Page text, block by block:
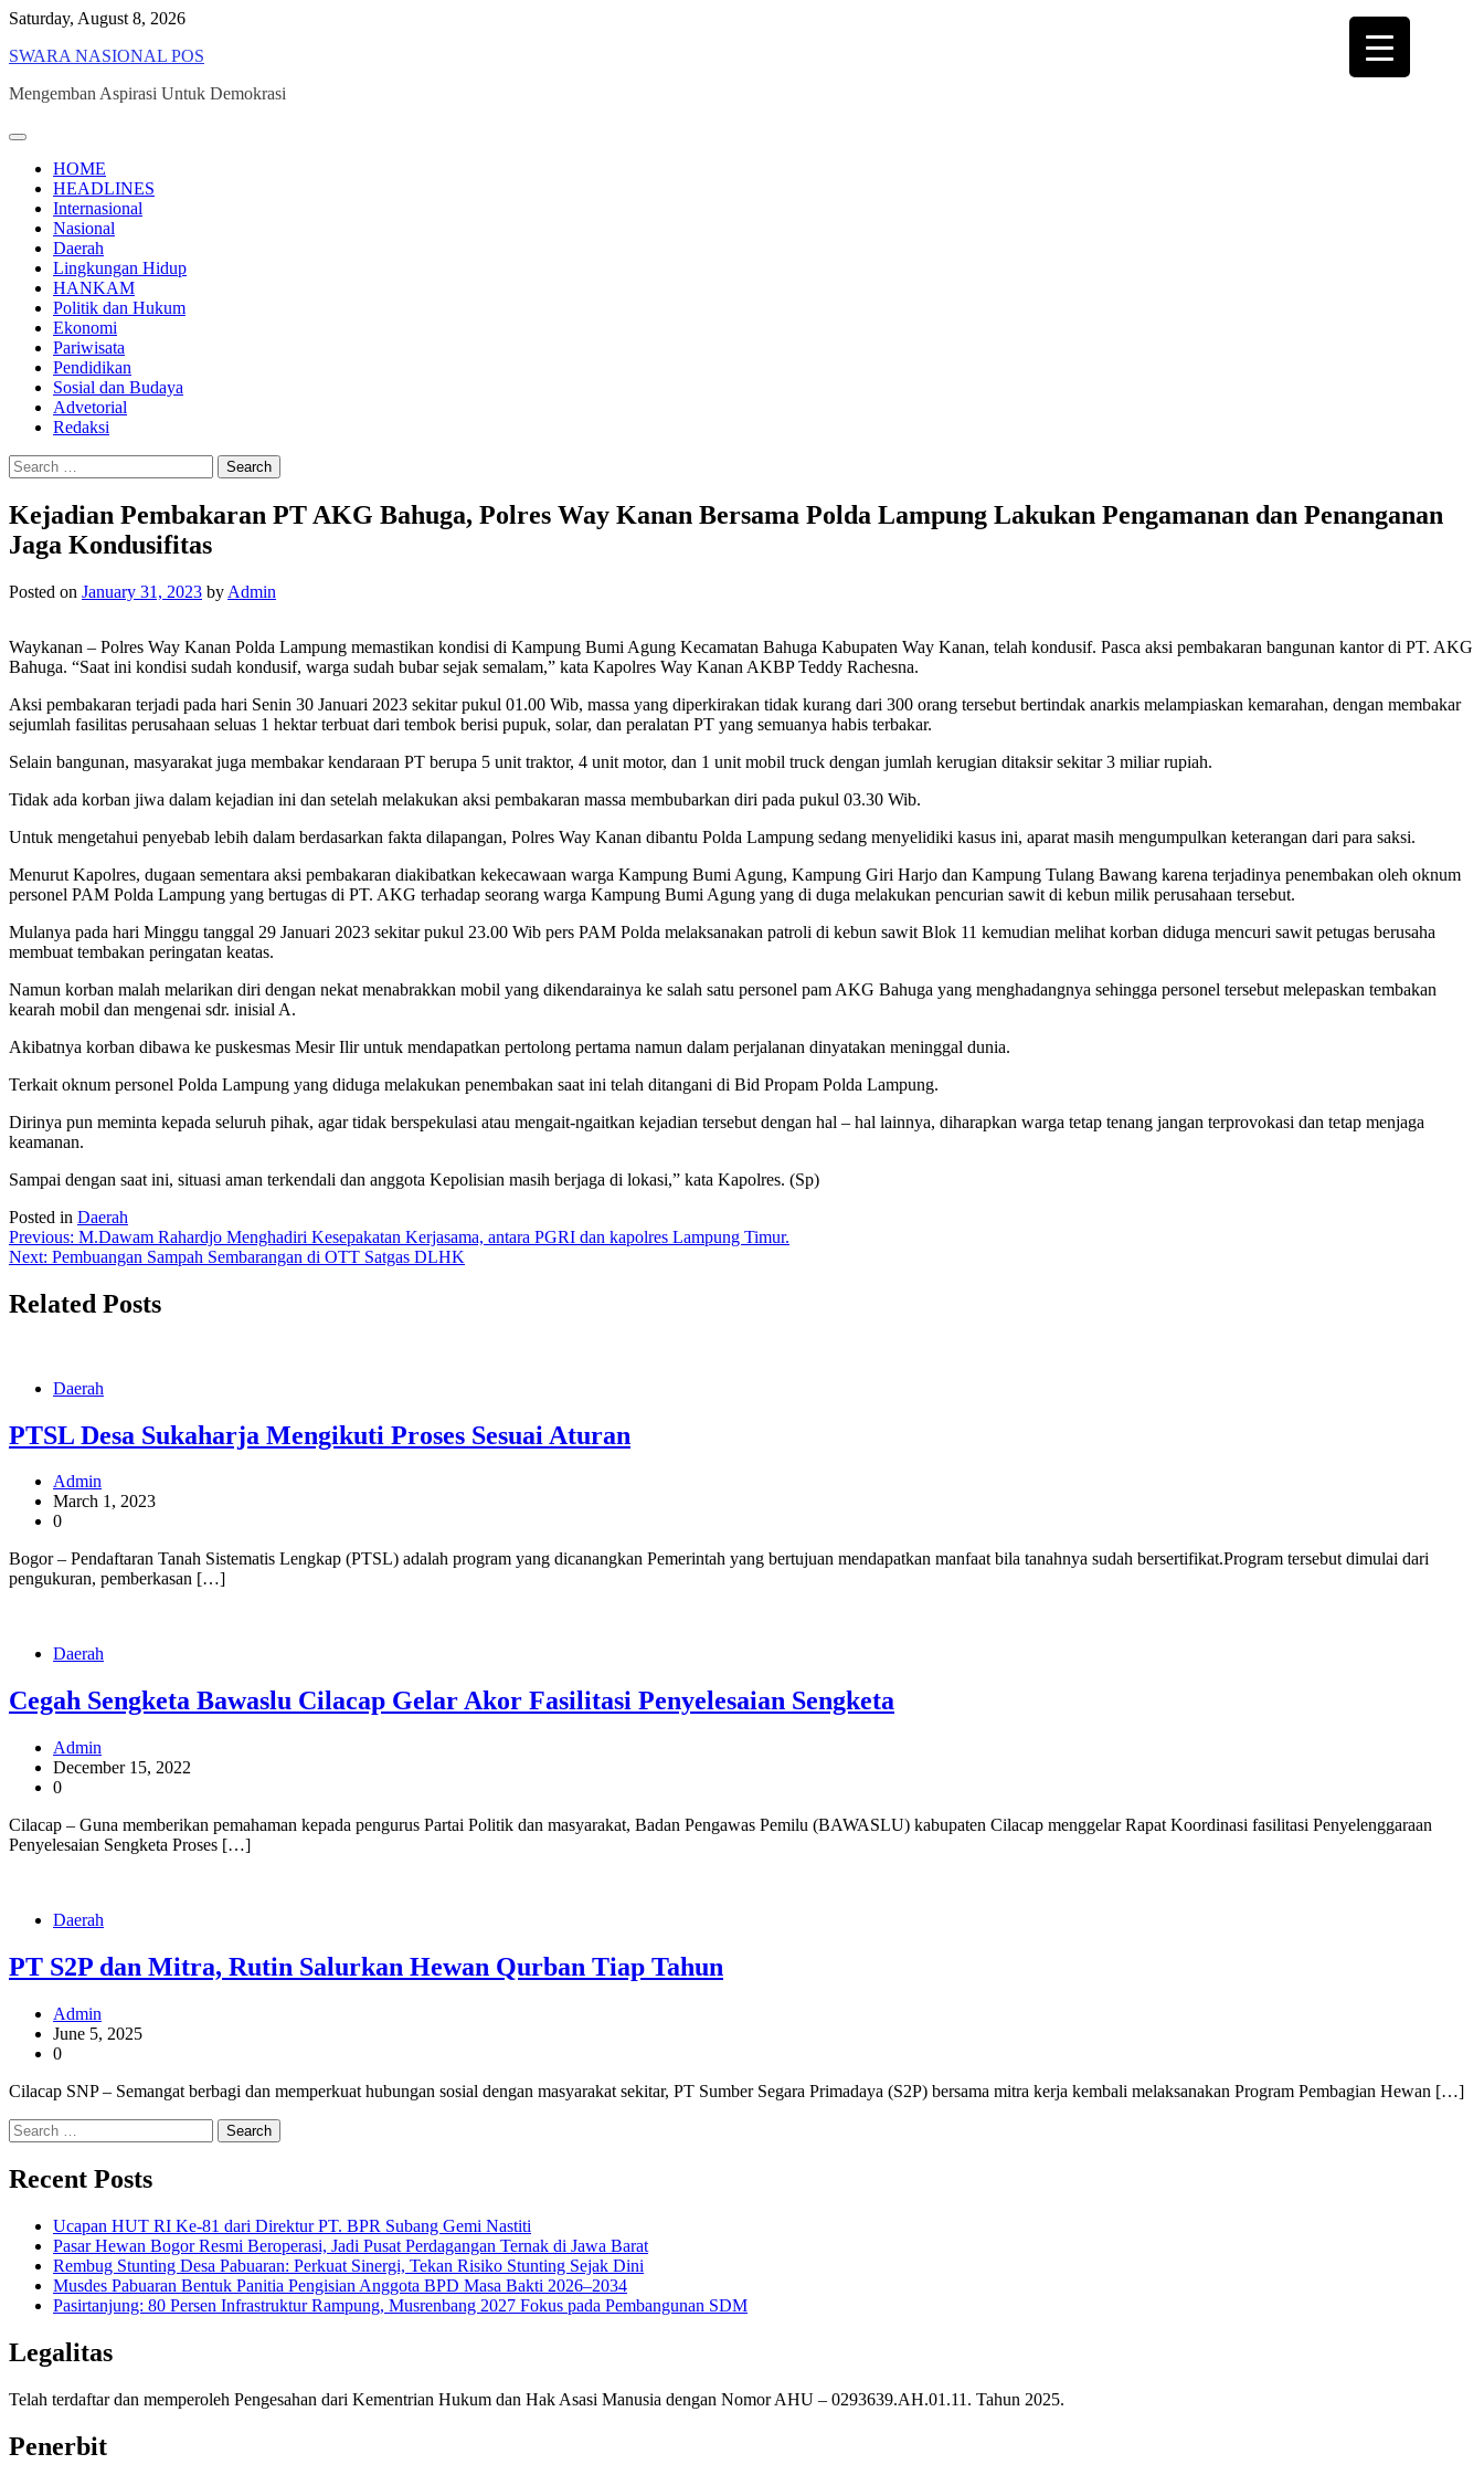
Skip
content
Saturday, August 8, 2026
SWARA NASIONAL POS
Mengemban Aspirasi Untuk Demokrasi
HOME
HEADLINES
Internasional
Nasional
Daerah
Lingkungan Hidup
HANKAM
Politik dan Hukum
Ekonomi
Pariwisata
Pendidikan
Sosial dan Budaya
Advetorial
Redaksi
Search
for:
Kejadian Pembakaran PT AKG Bahuga, Polres Way Kanan Bersama Polda Lampung Lakukan Pengamanan dan Penanganan
Jaga Kondusifitas
Posted on January 31, 2023 by Admin
Waykanan – Polres Way Kanan Polda Lampung memastikan kondisi di Kampung Bumi Agung Kecamatan Bahuga Kabupaten Way Kanan, telah kondusif. Pasca aksi pembakaran bangunan kantor di PT. AKG
Bahuga. “Saat ini kondisi sudah kondusif, warga sudah bubar sejak semalam,” kata Kapolres Way Kanan AKBP Teddy Rachesna.
Aksi pembakaran terjadi pada hari Senin 30 Januari 2023 sekitar pukul 01.00 Wib, massa yang diperkirakan tidak kurang dari 300 orang tersebut bertindak anarkis melampiaskan kemarahan, dengan membakar
sejumlah fasilitas perusahaan seluas 1 hektar terbuat dari tembok berisi pupuk, solar, dan peralatan PT yang semuanya habis terbakar.
Selain bangunan, masyarakat juga membakar kendaraan PT berupa 5 unit traktor, 4 unit motor, dan 1 unit mobil truck dengan jumlah kerugian ditaksir sekitar 3 miliar rupiah.
Tidak ada korban jiwa dalam kejadian ini dan setelah melakukan aksi pembakaran massa membubarkan diri pada pukul 03.30 Wib.
Untuk mengetahui penyebab lebih dalam berdasarkan fakta dilapangan, Polres Way Kanan dibantu Polda Lampung sedang menyelidiki kasus ini, aparat masih mengumpulkan keterangan dari para saksi.
Menurut Kapolres, dugaan sementara aksi pembakaran diakibatkan kekecawaan warga Kampung Bumi Agung, Kampung Giri Harjo dan Kampung Tulang Bawang karena terjadinya penembakan oleh oknum
personel PAM Polda Lampung yang bertugas di PT. AKG terhadap seorang warga Kampung Bumi Agung yang di duga melakukan pencurian sawit di kebun milik perusahaan tersebut.
Mulanya pada hari Minggu tanggal 29 Januari 2023 sekitar pukul 23.00 Wib pers PAM Polda melaksanakan patroli di kebun sawit Blok 11 kemudian melihat korban diduga mencuri sawit petugas berusaha
membuat tembakan peringatan keatas.
Namun korban malah melarikan diri dengan nekat menabrakkan mobil yang dikendarainya ke salah satu personel pam AKG Bahuga yang menghadangnya sehingga personel tersebut melepaskan tembakan
kearah mobil dan mengenai sdr. inisial A.
Akibatnya korban dibawa ke puskesmas Mesir Ilir untuk mendapatkan pertolong pertama namun dalam perjalanan dinyatakan meninggal dunia.
Terkait oknum personel Polda Lampung yang diduga melakukan penembakan saat ini telah ditangani di Bid Propam Polda Lampung.
Dirinya pun meminta kepada seluruh pihak, agar tidak berspekulasi atau mengait-ngaitkan kejadian tersebut dengan hal – hal lainnya, diharapkan warga tetap tenang jangan terprovokasi dan tetap menjaga
keamanan.
Sampai dengan saat ini, situasi aman terkendali dan anggota Kepolisian masih berjaga di lokasi,” kata Kapolres. (Sp)
Posted in Daerah
Post
navigation
Previous: M.Dawam Rahardjo Menghadiri Kesepakatan Kerjasama, antara PGRI dan kapolres Lampung Timur.
Next: Pembuangan Sampah Sembarangan di OTT Satgas DLHK
Related Posts
Daerah
PTSL Desa Sukaharja Mengikuti Proses Sesuai Aturan
Admin
March 1, 2023
0
Bogor – Pendaftaran Tanah Sistematis Lengkap (PTSL) adalah program yang dicanangkan Pemerintah yang bertujuan mendapatkan manfaat bila tanahnya sudah bersertifikat.Program tersebut dimulai dari
pengukuran, pemberkasan […]
Daerah
Cegah Sengketa Bawaslu Cilacap Gelar Akor Fasilitasi Penyelesaian Sengketa
Admin
December 15, 2022
0
Cilacap – Guna memberikan pemahaman kepada pengurus Partai Politik dan masyarakat, Badan Pengawas Pemilu (BAWASLU) kabupaten Cilacap menggelar Rapat Koordinasi fasilitasi Penyelenggaraan
Penyelesaian Sengketa Proses […]
Daerah
PT S2P dan Mitra, Rutin Salurkan Hewan Qurban Tiap Tahun
Admin
June 5, 2025
0
Cilacap SNP – Semangat berbagi dan memperkuat hubungan sosial dengan masyarakat sekitar, PT Sumber Segara Primadaya (S2P) bersama mitra kerja kembali melaksanakan Program Pembagian Hewan […]
Search
for:
Recent Posts
Ucapan HUT RI Ke-81 dari Direktur PT. BPR Subang Gemi Nastiti
Pasar Hewan Bogor Resmi Beroperasi, Jadi Pusat Perdagangan Ternak di Jawa Barat
Rembug Stunting Desa Pabuaran: Perkuat Sinergi, Tekan Risiko Stunting Sejak Dini
Musdes Pabuaran Bentuk Panitia Pengisian Anggota BPD Masa Bakti 2026–2034
Pasirtanjung: 80 Persen Infrastruktur Rampung, Musrenbang 2027 Fokus pada Pembangunan SDM
Legalitas
Telah terdaftar dan memperoleh Pengesahan dari Kementrian Hukum dan Hak Asasi Manusia dengan Nomor AHU – 0293639.AH.01.11. Tahun 2025.
Penerbit